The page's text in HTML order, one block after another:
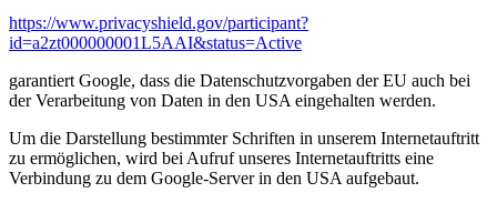
https://www.privacyshield.gov/participant?
id=a2zt000000001L5AAI&status=Active
garantiert Google, dass die Datenschutzvorgaben der EU auch bei
der Verarbeitung von Daten in den USA eingehalten werden.
Um die Darstellung bestimmter Schriften in unserem Internetauftritt
zu ermöglichen, wird bei Aufruf unseres Internetauftritts eine
Verbindung zu dem Google-Server in den USA aufgebaut.